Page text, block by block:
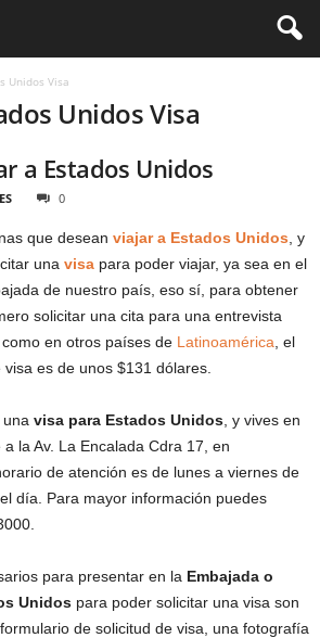
Unidos Visa
Unidos Visa
a Estados Unidos
0
que desean viajar a Estados Unidos , y
una visa para poder viajar, ya sea en el
de nuestro país, eso sí, para obtener
solicitar una cita para una entrevista
como en otros países de Latinoamérica , el
es de unos $131 dólares.
visa para Estados Unidos , y vives en
la Av. La Encalada Cdra 17, en
de atención es de lunes a viernes de
día. Para mayor información puedes
para presentar en la Embajada o
Unidos para poder solicitar una visa son
de solicitud de visa, una fotografía